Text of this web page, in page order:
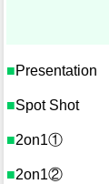
■Presentation
■Spot Shot
■2on1①
■2on1②